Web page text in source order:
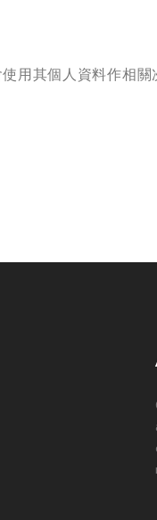
用其個人資料作相關